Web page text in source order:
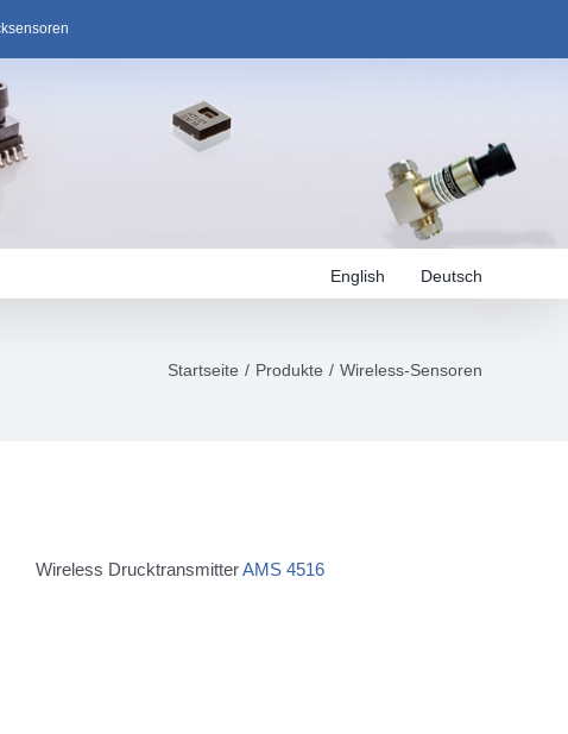
Deutsch
English
Startseite Produkte Wireless-Sensoren
Wireless DrucktransmitterAMS 4516